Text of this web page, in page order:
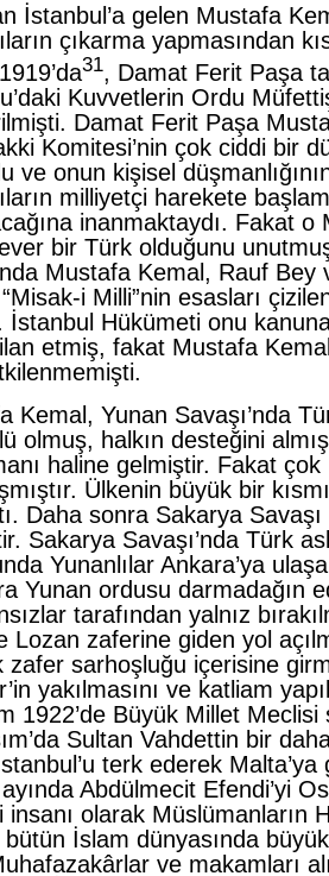
İstanbul’a gelen Mustafa
çıkarma yapmasından
31, Damat Ferit Paşa
Kuvvetlerin Ordu
Damat Ferit Paşa
Komitesi’nin çok ciddi bir
ve onun kişisel
milliyetçi harekete
inanmaktaydı. Fakat o
bir Türk olduğunu
Mustafa Kemal, Rauf Bey
i Milli”nin esasları
İstanbul Hükümeti onu
etmiş, fakat Mustafa
Kemal, Yunan Savaşı’nda
olmuş, halkın desteğini
haline gelmiştir. Fakat
Ülkenin büyük bir
Daha sonra Sakarya
Sakarya Savaşı’nda Türk
Yunanlılar Ankara’ya
Yunan ordusu darmadağın
tarafından yalnız
Lozan zaferine giden yol
zafer sarhoşluğu içerisine
yakılmasını ve katliam
1922’de Büyük Millet Meclisi
Sultan Vahdettin bir
terk ederek
Abdülmecit Efendi’yi
insanı olarak Müslümanların
İslam dünyasında
ve makamları